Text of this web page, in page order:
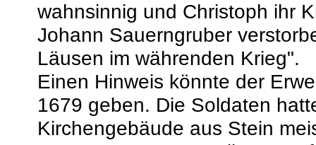
wahnsinnig und Christoph ihr
Johann Sauerngruber
Läusen im währenden Krieg".
Einen Hinweis könnte der
1679 geben. Die Soldaten
Kirchengebäude aus Stein